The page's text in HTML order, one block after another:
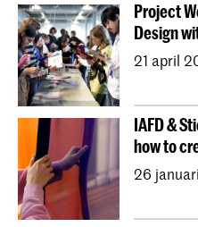
Project
Design
21 april
IAFD &
how to
26